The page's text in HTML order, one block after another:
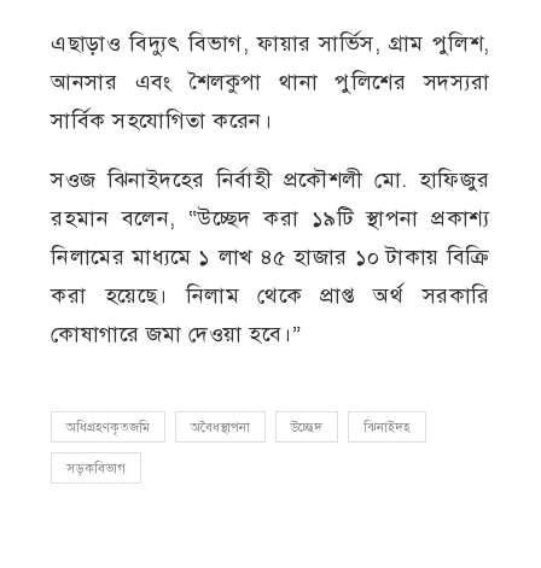
এছাড়াও বিদ্যুৎ বিভাগ, ফায়ার সার্ভিস, গ্রাম পুলিশ,
আনসার এবং শৈলকুপা থানা পুলিশের সদস্যরা
সার্বিক সহযোগিতা করেন।
সওজ ঝিনাইদহের নির্বাহী প্রকৌশলী মো. হাফিজুর
রহমান বলেন, “উচ্ছেদ করা ১৯টি স্থাপনা প্রকাশ্য
নিলামের মাধ্যমে ১ লাখ ৪৫ হাজার ১০ টাকায় বিক্রি
করা হয়েছে। নিলাম থেকে প্রাপ্ত অর্থ সরকারি
কোষাগারে জমা দেওয়া হবে।”
অধিগ্রহণকৃতজমি অবৈধস্থাপনা উচ্ছেদ ঝিনাইদহ
সড়কবিভাগ